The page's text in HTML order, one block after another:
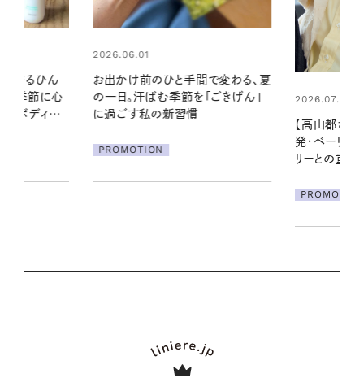
変わる、夏
ごきげん」
2026.07.21
リーとの重ねづけも素敵な大人の
2026.06.01
える夜の爽